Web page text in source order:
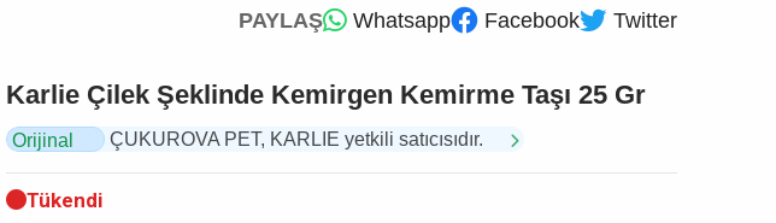
PAYLAŞ Whatsapp Facebook Twitter
Karlie Çilek Şeklinde Kemirgen Kemirme Taşı 25 Gr
Orijinal
ÇUKUROVA PET, KARLIE yetkili satıcısıdır.
Tükendi